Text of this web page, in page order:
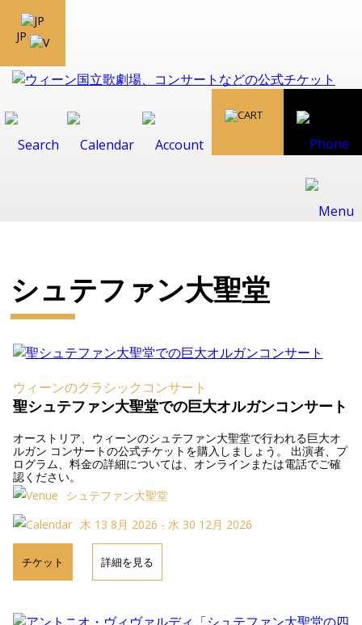
JP
シュテファン大聖堂
ウィーンのクラシックコンサート
聖シュテファン大聖堂での巨大オルガンコンサート
オーストリア、ウィーンのシュテファン大聖堂で行われる巨大オ
ルガン コンサートの公式チケットを購入しましょう。 出演者、プ
ログラム、料金の詳細については、オンラインまたは電話でご確
認ください。
シュテファン大聖堂
木 13 8月 2026 - 水 30 12月 2026
チケット 詳細を見る